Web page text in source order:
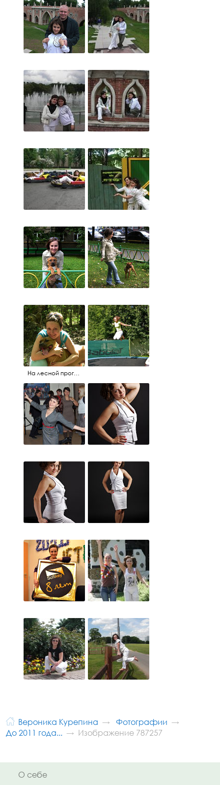
На лесной прогулке
Вероника Курепина
Фотографии
До 2011 года...
Изображение 787257
О себе